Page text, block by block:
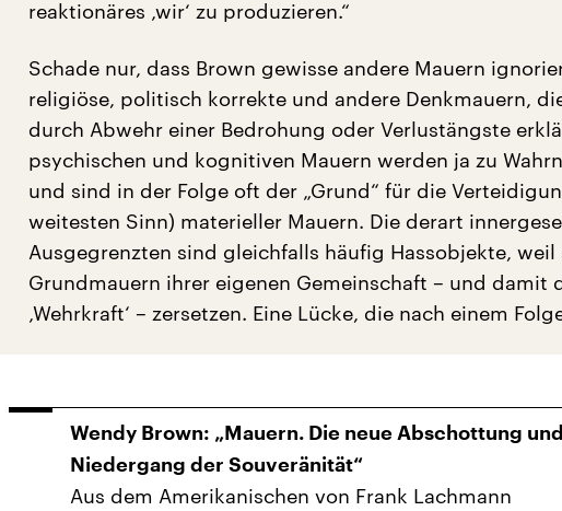
reaktionäres ‚wir‘ zu produzieren.“
Schade nur, dass Brown gewisse andere Mauern
religiöse, politisch korrekte und andere Denkmauern,
durch Abwehr einer Bedrohung oder Verlustängste
psychischen und kognitiven Mauern werden ja zu
und sind in der Folge oft der „Grund“ für die
weitesten Sinn) materieller Mauern. Die derart
Ausgegrenzten sind gleichfalls häufig Hassobjekte,
Grundmauern ihrer eigenen Gemeinschaft – und damit
‚Wehrkraft‘ – zersetzen. Eine Lücke, die nach einem
Wendy Brown: „Mauern. Die neue Abschottung
Niedergang der Souveränität“
Aus dem Amerikanischen von Frank Lachmann